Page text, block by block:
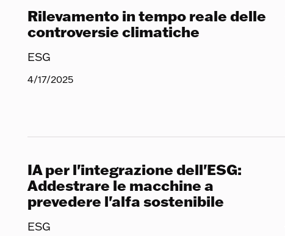
Rilevamento in tempo reale delle
controversie climatiche
ESG
4/17/2025
IA per l'integrazione dell'ESG:
Addestrare le macchine a
prevedere l'alfa sostenibile
ESG